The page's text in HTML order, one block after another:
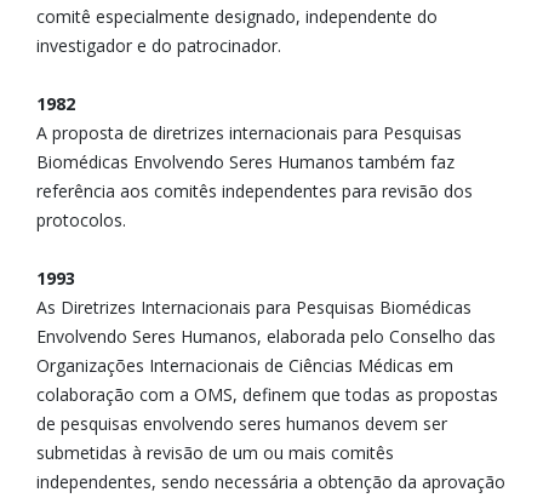
comitê especialmente designado, independente do
investigador e do patrocinador.
1982
A proposta de diretrizes internacionais para Pesquisas
Biomédicas Envolvendo Seres Humanos também faz
referência aos comitês independentes para revisão dos
protocolos.
1993
As Diretrizes Internacionais para Pesquisas Biomédicas
Envolvendo Seres Humanos, elaborada pelo Conselho das
Organizações Internacionais de Ciências Médicas em
colaboração com a OMS, definem que todas as propostas
de pesquisas envolvendo seres humanos devem ser
submetidas à revisão de um ou mais comitês
independentes, sendo necessária a obtenção da aprovação